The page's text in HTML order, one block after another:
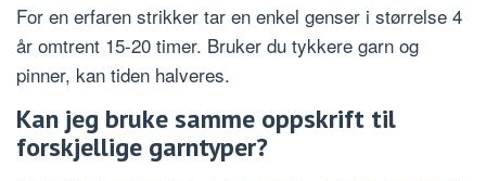
For en erfaren strikker tar en enkel genser i størrelse 4
år omtrent 15-20 timer. Bruker du tykkere garn og
pinner, kan tiden halveres.
Kan jeg bruke samme oppskrift til
forskjellige garntyper?